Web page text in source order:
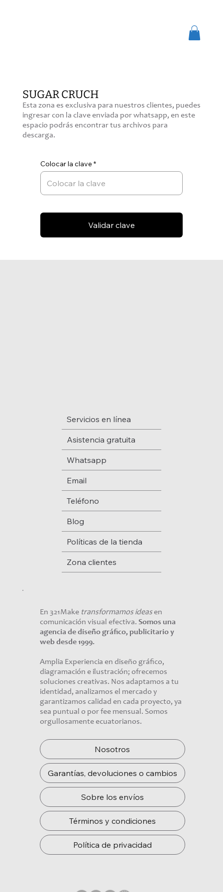
SUGAR CRUCH
Esta zona es exclusiva para nuestros clientes, puedes
ingresar con la clave enviada por whatsapp, en este
espacio podrás encontrar tus archivos para
descarga.
Colocar la clave
Validar clave
Servicios en línea
Asistencia gratuita
Whatsapp
Email
Teléfono
Blog
Políticas de la tienda
Zona clientes
En 321Make transformamos ideasen
comunicación visual efectiva. Somos una
agencia de diseño gráfico, publicitario y
web desde 1999.
Amplia Experiencia en diseño gráfico,
diagramación e ilustración; ofrecemos
soluciones creativas. Nos adaptamos a tu
identidad, analizamos el mercado y
garantizamos calidad en cada proyecto, ya
sea puntual o por fee mensual. Somos
orgullosamente ecuatorianos.
Nosotros
Garantías, devoluciones o cambios
Sobre los envíos
Términos y condiciones
Política de privacidad